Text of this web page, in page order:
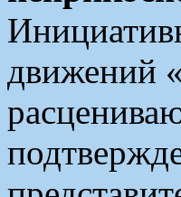
движений